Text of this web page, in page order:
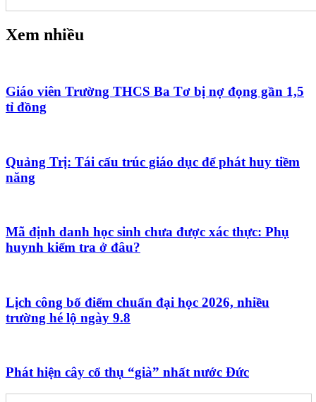
Xem nhiều
Giáo viên Trường THCS Ba Tơ bị nợ đọng gần 1,5
tỉ đồng
Quảng Trị: Tái cấu trúc giáo dục để phát huy tiềm
năng
Mã định danh học sinh chưa được xác thực: Phụ
huynh kiểm tra ở đâu?
Lịch công bố điểm chuẩn đại học 2026, nhiều
trường hé lộ ngày 9.8
Phát hiện cây cổ thụ “già” nhất nước Đức